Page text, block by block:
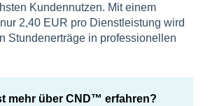
Kundennutzen. Mit einem
2,40 EUR pro Dienstleistung wird
Stundenerträge in professionellen
mehr über CND™ erfahren?